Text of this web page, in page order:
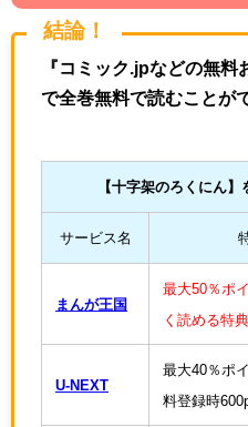
結論！
『コミック.jpなどの無
で全巻無料で読むことが
【十字架のろくにん】
サービス名
まんが王国
最大50％ポ
く読める特
U-NEXT
最大40％ポ
料登録時